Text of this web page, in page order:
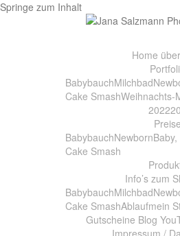
Springe zum Inhalt
Home
BabybauchMilchbad
Cake SmashWeihnachts-
2022
Preise
BabybauchNewborn
Cake Smash
Info’s zum
BabybauchMilchbad
Cake SmashAblaufmein
Gutscheine Blog
Impressum /